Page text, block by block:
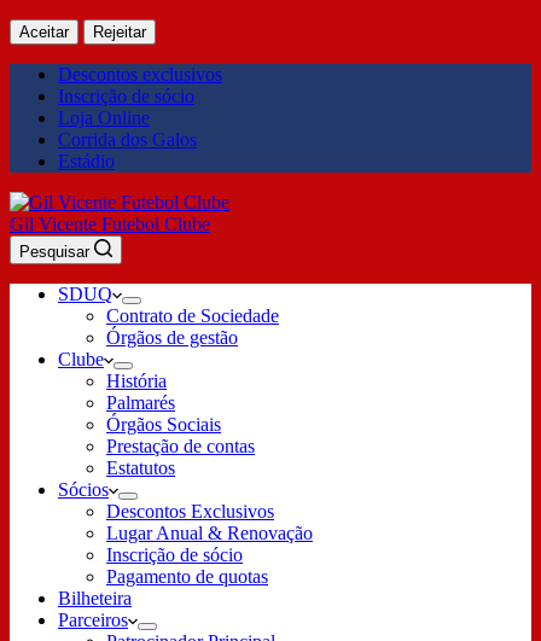
Aceitar Rejeitar
Descontos exclusivos
Inscrição de sócio
Loja Online
Corrida dos Galos
Estádio
Gil Vicente Futebol Clube
Pesquisar
SDUQ
Contrato de Sociedade
Órgãos de gestão
Clube
História
Palmarés
Órgãos Sociais
Prestação de contas
Estatutos
Sócios
Descontos Exclusivos
Lugar Anual & Renovação
Inscrição de sócio
Pagamento de quotas
Bilheteira
Parceiros